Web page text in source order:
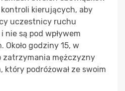
kierujących, aby
uczestnicy ruchu
nie są pod wpływem
godziny 15, w
zatrzymania mężczyzny
podróżował ze swoim